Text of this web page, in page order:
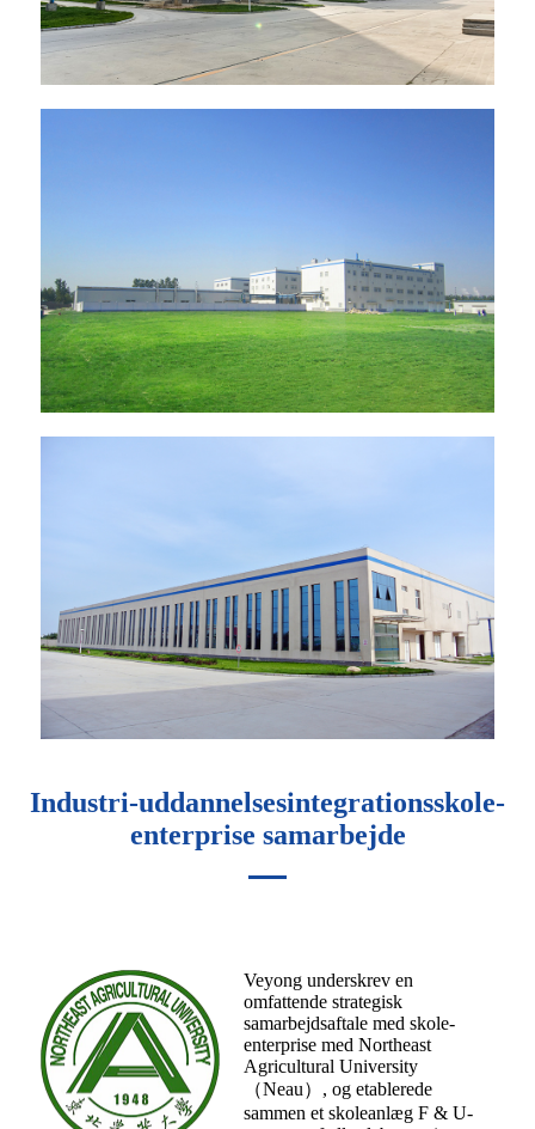
Industri-uddannelsesintegrationsskole-
enterprise samarbejde
Veyong underskrev en
omfattende strategisk
samarbejdsaftale med skole-
enterprise med Northeast
Agricultural University
（Neau）, og etablerede
sammen et skoleanlæg F & U-